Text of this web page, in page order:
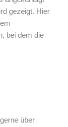
gezeigt. Hier
bei dem die
über